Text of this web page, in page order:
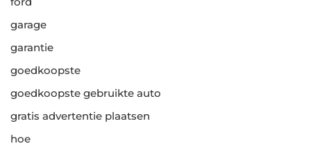
garage
garantie
goedkoopste
goedkoopste gebruikte auto
gratis advertentie plaatsen
hoe